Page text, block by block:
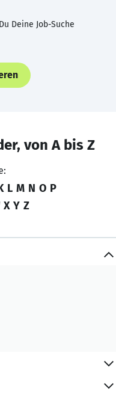
Deine Job-Suche
von A bis Z
L M N O P
X Y Z